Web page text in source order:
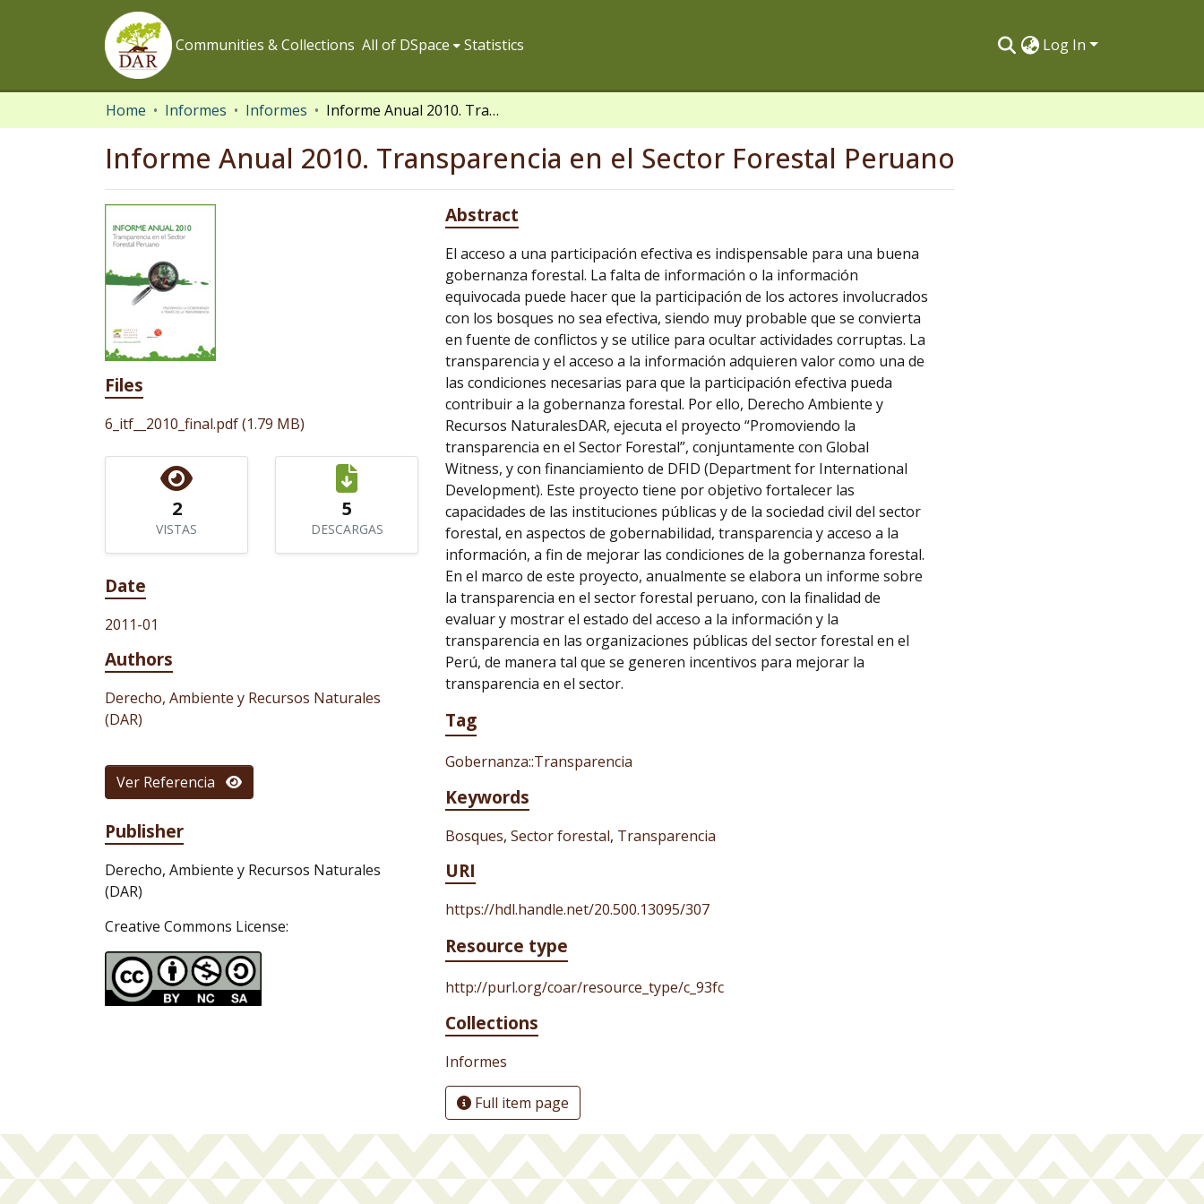
Communities & Collections All of DSpace Statistics Log In
Home Informes Informes Informe Anual 2010. Transparencia en el Sector Forestal Peruano
Informe Anual 2010. Transparencia en el Sector Forestal Peruano
Files
6_itf__2010_final.pdf(1.79 MB)
2
VISTAS
5
DESCARGAS
Date
2011-01
Authors
Derecho, Ambiente y Recursos Naturales
(DAR)
Ver Referencia
Publisher
Derecho, Ambiente y Recursos Naturales
(DAR)
Creative Commons License:
Abstract
El acceso a una participación efectiva es indispensable para una buena
gobernanza forestal. La falta de información o la información
equivocada puede hacer que la participación de los actores involucrados
con los bosques no sea efectiva, siendo muy probable que se convierta
en fuente de conflictos y se utilice para ocultar actividades corruptas. La
transparencia y el acceso a la información adquieren valor como una de
las condiciones necesarias para que la participación efectiva pueda
contribuir a la gobernanza forestal. Por ello, Derecho Ambiente y
Recursos NaturalesDAR, ejecuta el proyecto “Promoviendo la
transparencia en el Sector Forestal”, conjuntamente con Global
Witness, y con financiamiento de DFID (Department for International
Development). Este proyecto tiene por objetivo fortalecer las
capacidades de las instituciones públicas y de la sociedad civil del sector
forestal, en aspectos de gobernabilidad, transparencia y acceso a la
información, a fin de mejorar las condiciones de la gobernanza forestal.
En el marco de este proyecto, anualmente se elabora un informe sobre
la transparencia en el sector forestal peruano, con la finalidad de
evaluar y mostrar el estado del acceso a la información y la
transparencia en las organizaciones públicas del sector forestal en el
Perú, de manera tal que se generen incentivos para mejorar la
transparencia en el sector.
Tag
Gobernanza::Transparencia
Keywords
Bosques, Sector forestal, Transparencia
URI
https://hdl.handle.net/20.500.13095/307
Resource type
http://purl.org/coar/resource_type/c_93fc
Collections
Informes
Full item page